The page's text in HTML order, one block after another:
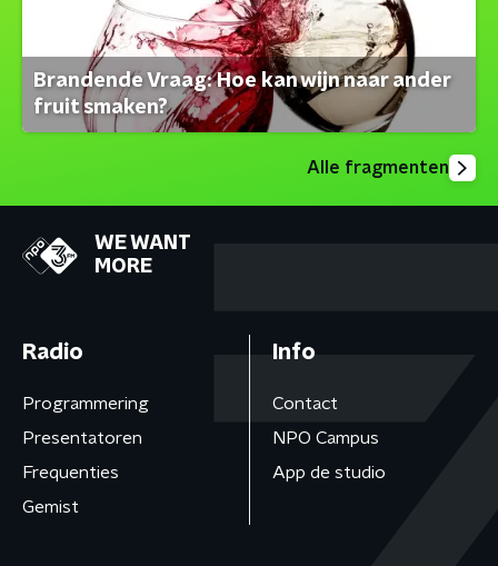
Brandende Vraag: Hoe kan wijn naar ander
fruit smaken?
Alle fragmenten
WE WANT
MORE
Radio
Programmering
Presentatoren
Frequenties
Gemist
Info
Contact
NPO Campus
App de studio